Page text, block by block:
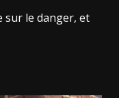
sur le danger, et